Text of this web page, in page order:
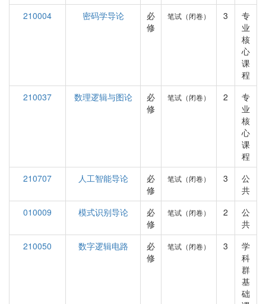
210004
密码学导论
必
修
笔试（闭卷） 3
专
业
核
心
课
程
210037
数理逻辑与图论
必
修
笔试（闭卷） 2
专
业
核
心
课
程
210707
人工智能导论
必
修
笔试（闭卷） 3
公
共
010009
模式识别导论
必
修
笔试（闭卷） 2
公
共
210050
数字逻辑电路
必
修
笔试（闭卷） 3
学
科
群
基
础